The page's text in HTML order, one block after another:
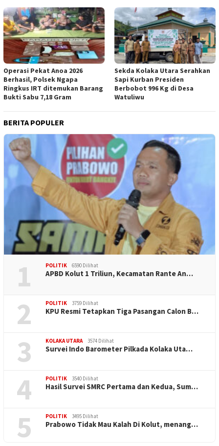
Operasi Pekat Anoa 2026
Berhasil, Polsek Ngapa
Ringkus IRT ditemukan Barang
Bukti Sabu 7,18 Gram
Sekda Kolaka Utara Serahkan
Sapi Kurban Presiden
Berbobot 996 Kg di Desa
Watuliwu
BERITA POPULER
1 POLITIK 6590 Dilihat
APBD Kolut 1 Triliun, Kecamatan Rante An…
2 POLITIK 3759 Dilihat
KPU Resmi Tetapkan Tiga Pasangan Calon B…
3 KOLAKA UTARA 3574 Dilihat
Survei Indo Barometer Pilkada Kolaka Uta…
4 POLITIK 3540 Dilihat
Hasil Survei SMRC Pertama dan Kedua, Sum…
5 POLITIK 3495 Dilihat
Prabowo Tidak Mau Kalah Di Kolut, menang…